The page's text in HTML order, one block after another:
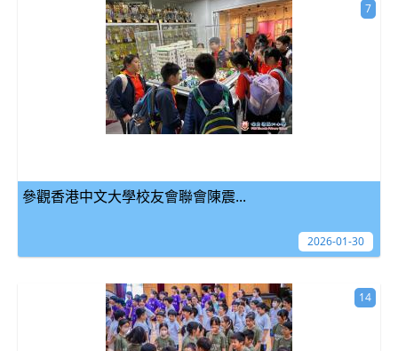
參觀香港中文大學校友會聯會陳震...
7
2026-01-30
14